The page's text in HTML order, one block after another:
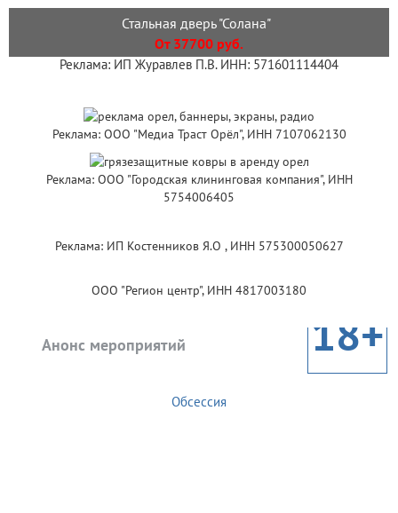
Стальная дверь "Солана"
От 37700 руб.
Реклама: ИП Журавлев П.В. ИНН: 571601114404
Реклама: ООО "Медиа Траст Орёл", ИНН 7107062130
Реклама: ООО "Городская клининговая компания", ИНН
5754006405
Реклама: ИП Костенников Я.О , ИНН 575300050627
ООО "Регион центр", ИНН 4817003180
Анонс мероприятий 18+
Обсессия